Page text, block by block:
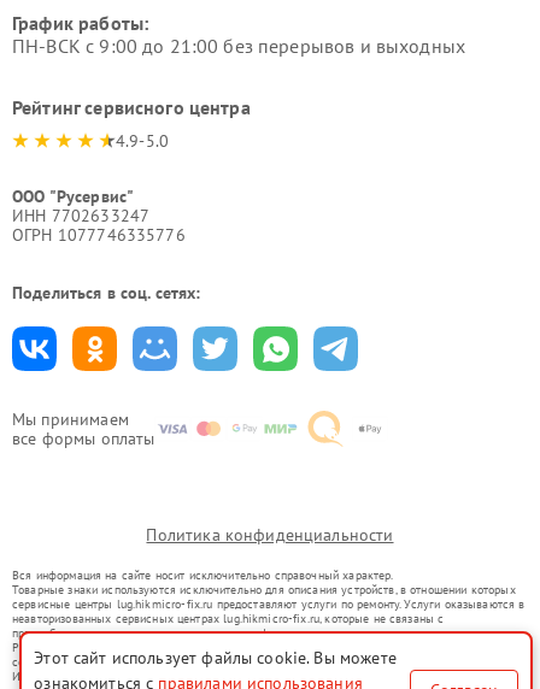
Мы принимаем
все формы оплаты
График работы:
ПН-ВСК с 9:00 до 21:00 без перерывов и выходных
Рейтинг сервисного центра
4.9-5.0
ООО "Русервис"
ИНН 7702633247
ОГРН 1077746335776
Поделиться в соц. сетях:
Политика конфиденциальности
Вся информация на сайте носит исключительно справочный характер.
Товарные знаки используются исключительно для описания устройств, в отношении которых
сервисные центры lug.hikmicro-fix.ru предоставляют услуги по ремонту. Услуги оказываются в
неавторизованных сервисных центрах lug.hikmicro-fix.ru, которые не связаны с
правообладателями товарных знаков или их официальными представителями.
Ремонт осуществляется для устройств, уже введенных в гражданский оборот в соответствии
со статьей 1487 ГК РФ.
Использование товарных знаков не преследует цели индивидуализации услуг или введения
Этот сайт использует файлы cookie. Вы можете
ознакомиться с правилами использования